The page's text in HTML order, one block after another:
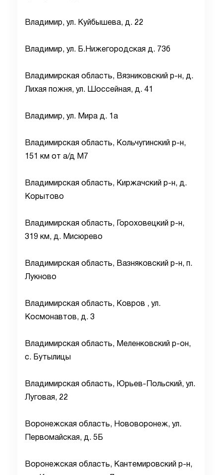
Владимир, ул. Куйбышева, д. 22
Владимир, ул. Б.Нижегородская д. 73б
Владимирская область, Вязниковский р-н, д.
Лихая пожня, ул. Шоссейная, д. 41
Владимир, ул. Мира д. 1а
Владимирская область, Кольчугинский р-н,
151 км от а/д М7
Владимирская область, Киржачский р-н, д.
Корытово
Владимирская область, Гороховецкий р-н,
319 км, д. Мисюрево
Владимирская область, Вазняковский р-н, п.
Лукново
Владимирская область, Ковров , ул.
Космонавтов, д. 3
Владимирская область, Меленковский р-он,
с. Бутылицы
Владимирская область, Юрьев-Польский, ул.
Луговая, 22
Воронежская область, Нововоронеж, ул.
Первомайская, д. 5Б
Воронежская область, Кантемировский р-н,